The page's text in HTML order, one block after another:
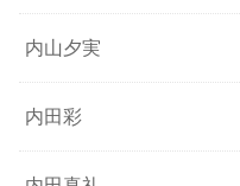
内山夕実
内田彩